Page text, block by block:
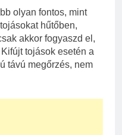
olyan fontos, mint
hűtőben,
akkor fogyaszd el,
tojások esetén a
távú megőrzés, nem